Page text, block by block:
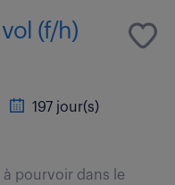
(f/h)
197 jour(s)
à pourvoir dans le